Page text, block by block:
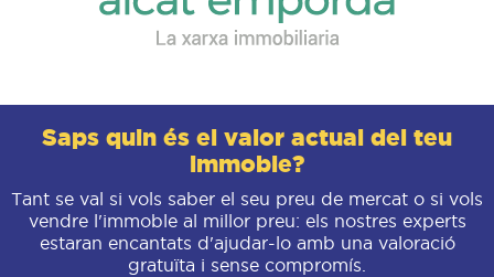
Saps quin és el valor actual del teu
immoble?
Tant se val si vols saber el seu preu de mercat o si vols
vendre l'immoble al millor preu: els nostres experts
estaran encantats d'ajudar-lo amb una valoració
gratuïta i sense compromís.